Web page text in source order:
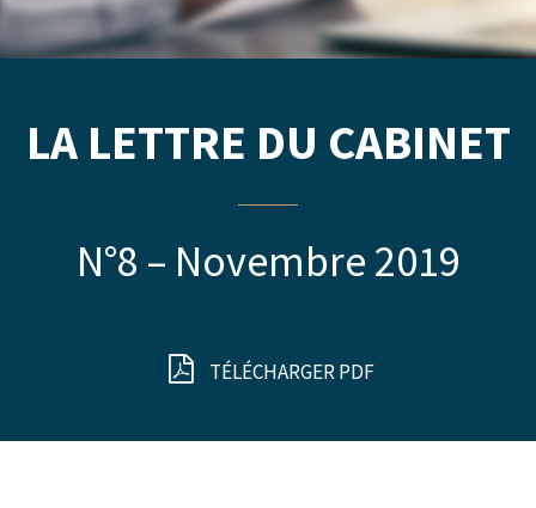
LA LETTRE DU CABINET
N°8 – Novembre 2019
TÉLÉCHARGER PDF